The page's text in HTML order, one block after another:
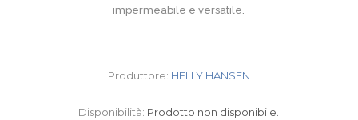
impermeabile e versatile.
Produttore: HELLY HANSEN
Disponibilità: Prodotto non disponibile.